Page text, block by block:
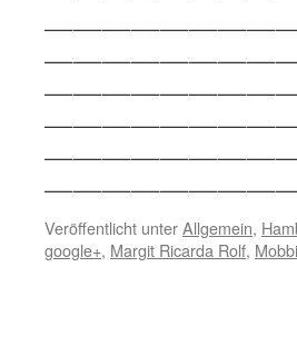
Veröffentlicht unterAllgemein,
google+, Margit Ricarda Rolf,